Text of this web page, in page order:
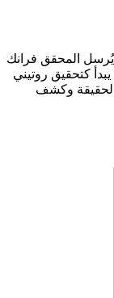
يُرسل المحقق فرانك
كتحقيق روتيني
وكشف